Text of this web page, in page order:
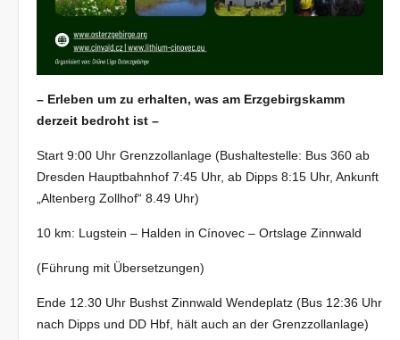
– Erleben um zu erhalten, was am Erzgebirgskamm
derzeit bedroht ist –
Start 9:00 Uhr Grenzzollanlage (Bushaltestelle: Bus 360 ab
Dresden Hauptbahnhof 7:45 Uhr, ab Dipps 8:15 Uhr, Ankunft
„Altenberg Zollhof“ 8.49 Uhr)
10 km: Lugstein – Halden in Cínovec – Ortslage Zinnwald
(Führung mit Übersetzungen)
Ende 12.30 Uhr Bushst Zinnwald Wendeplatz (Bus 12:36 Uhr
nach Dipps und DD Hbf, hält auch an der Grenzzollanlage)